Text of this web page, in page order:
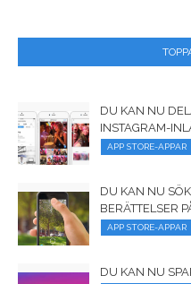
DU KAN NU
INSTAGRAM-
APP STORE-APPAR
DU KAN NU
BERÄTTELSER
APP STORE-APPAR
DU KAN NU